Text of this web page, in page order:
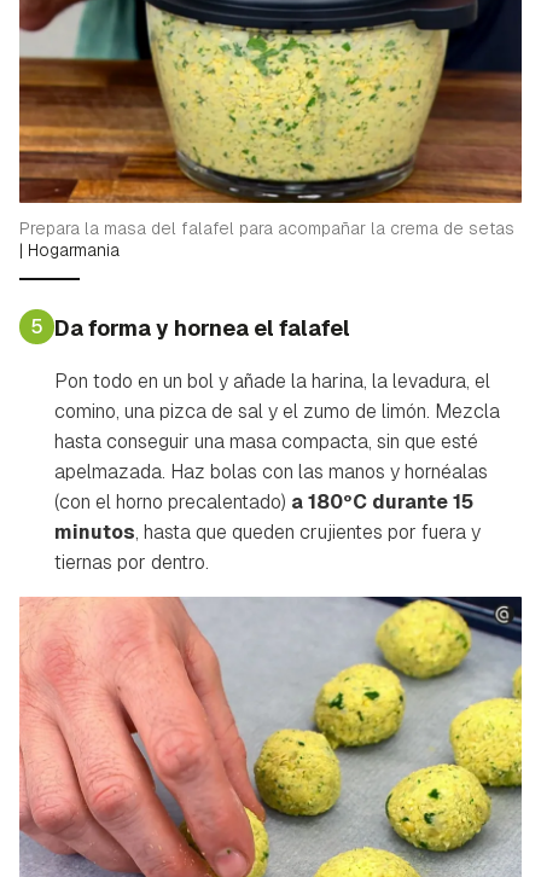
Para poder guardar como favorito, primero has de
iniciar sesión con tu cuenta de Hogarmanía.
INICIAR SESIÓN CANCELAR
Prepara la masa del falafel para acompañar la crema de setas
| Hogarmania
5 Da forma y hornea el falafel
Pon todo en un bol y añade la harina, la levadura, el
comino, una pizca de sal y el zumo de limón. Mezcla
hasta conseguir una masa compacta, sin que esté
apelmazada. Haz bolas con las manos y hornéalas
(con el horno precalentado) a 180ºC durante 15
minutos, hasta que queden crujientes por fuera y
tiernas por dentro.
Gracias por suscribirte a nuestro boletín.
ACEPTAR